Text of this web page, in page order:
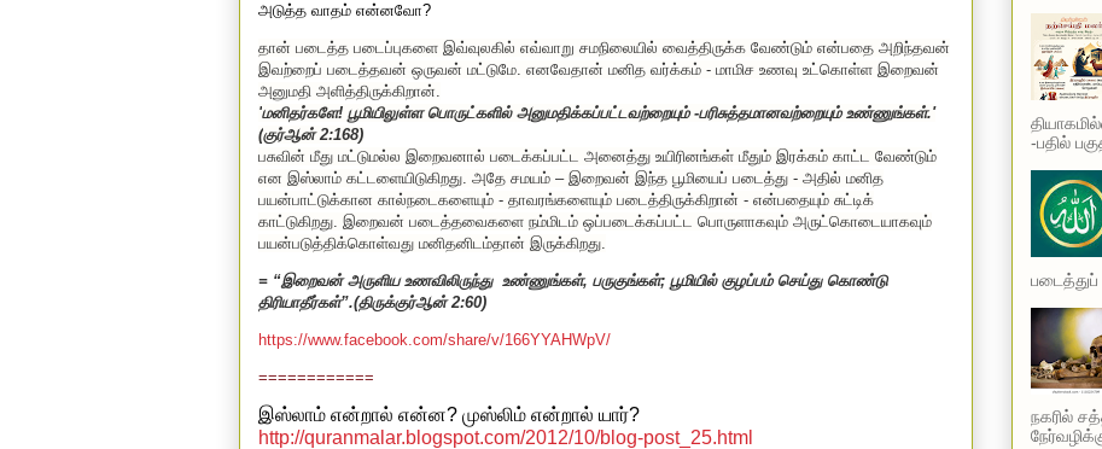
அடுத்த வாதம் என்னவோ?
தான் படைத்த படைப்புகளை இவ்வுலகில் எவ்வாறு சமநிலையில் வைத்திருக்க வேண்டும் என்பதை அறிந்தவன்
இவற்றைப் படைத்தவன் ஒருவன் மட்டுமே. எனவேதான் மனித வர்க்கம் - மாமிச உணவு உட்கொள்ள இறைவன்
அனுமதி அளித்திருக்கிறான்.
'மனிதர்களே! பூமியிலுள்ள பொருட்களில் அனுமதிக்கப்பட்டவற்றையும் -பரிசுத்தமானவற்றையும் உண்ணுங்கள்.'
(குர்ஆன்2:168)
பசுவின் மீது மட்டுமல்ல இறைவனால் படைக்கப்பட்ட அனைத்து உயிரினங்கள் மீதும் இரக்கம் காட்ட வேண்டும்
என இஸ்லாம் கட்டளையிடுகிறது. அதே சமயம் – இறைவன் இந்த பூமியைப் படைத்து - அதில் மனித
பயன்பாட்டுக்கான கால்நடைகளையும் - தாவரங்களையும் படைத்திருக்கிறான் - என்பதையும் சுட்டிக்
காட்டுகிறது. இறைவன் படைத்தவைகளை நம்மிடம் ஒப்படைக்கப்பட்ட பொருளாகவும் அருட்கொடையாகவும்
பயன்படுத்திக்கொள்வது மனிதனிடம்தான் இருக்கிறது.
= “இறைவன் அருளிய உணவிலிருந்து உண்ணுங்கள், பருகுங்கள்; பூமியில் குழப்பம் செய்து கொண்டு
திரியாதீர்கள்”.(திருக்குர்ஆன் 2:60)
https://www.facebook.com/share/v/166YYAHWpV/
============
இஸ்லாம் என்றால் என்ன? முஸ்லிம் என்றால் யார்?
http://quranmalar.blogspot.com/2012/10/blog-post_25.html
-பதில்
படைத்துப்
நகரில்